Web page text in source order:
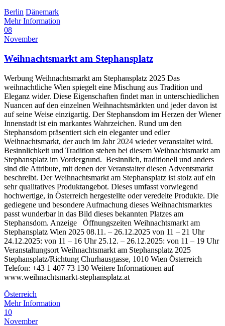
Berlin Dänemark
Mehr Information
08
November
Weihnachtsmarkt am Stephansplatz
Werbung Weihnachtsmarkt am Stephansplatz 2025 Das
weihnachtliche Wien spiegelt eine Mischung aus Tradition und
Eleganz wider. Diese Eigenschaften findet man in unterschiedlichen
Nuancen auf den einzelnen Weihnachtsmärkten und jeder davon ist
auf seine Weise einzigartig. Der Stephansdom im Herzen der Wiener
Innenstadt ist ein markantes Wahrzeichen. Rund um den
Stephansdom präsentiert sich ein eleganter und edler
Weihnachtsmarkt, der auch im Jahr 2024 wieder veranstaltet wird.
Besinnlichkeit und Tradition stehen bei diesem Weihnachtsmarkt am
Stephansplatz im Vordergrund. Besinnlich, traditionell und anders
sind die Attribute, mit denen der Veranstalter diesen Adventsmarkt
beschreibt. Der Weihnachtsmarkt am Stephansplatz ist stolz auf ein
sehr qualitatives Produktangebot. Dieses umfasst vorwiegend
hochwertige, in Österreich hergestellte oder veredelte Produkte. Die
gediegene und besondere Aufmachung dieses Weihnachtsmarktes
passt wunderbar in das Bild dieses bekannten Platzes am
Stephansdom. Anzeige Öffnungszeiten Weihnachtsmarkt am
Stephansplatz Wien 2025 08.11. – 26.12.2025 von 11 – 21 Uhr
24.12.2025: von 11 – 16 Uhr 25.12. – 26.12.2025: von 11 – 19 Uhr
Veranstaltungsort Weihnachtsmarkt am Stephansplatz 2025
Stephansplatz/Richtung Churhausgasse, 1010 Wien Österreich
Telefon: +43 1 407 73 130 Weitere Informationen auf
www.weihnachtsmarkt-stephansplatz.at
Österreich
Mehr Information
10
November